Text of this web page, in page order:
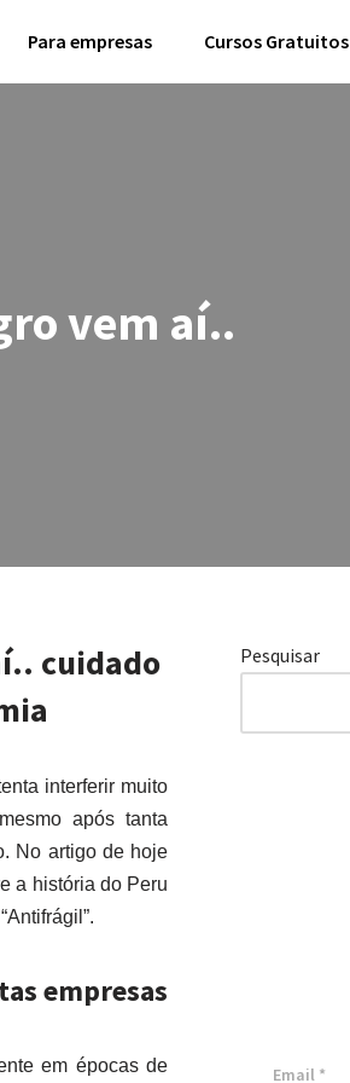
Para empresas Cursos Gratuitos
vem aí..
cuidado
interferir muito
após tanta
No artigo de hoje
a história do Peru
empresas
em épocas de
Pesquisar